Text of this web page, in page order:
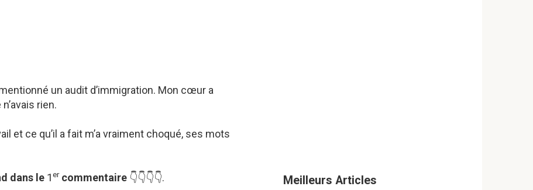
un audit d’immigration. Mon cœur a
rien.
et ce qu’il a fait m’a vraiment choqué, ses mots
dans le 1ercommentaire 👇👇👇👇. Meilleurs Articles